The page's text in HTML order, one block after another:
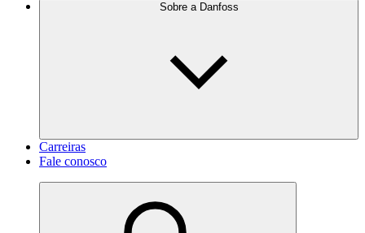
Sobre a Danfoss
Carreiras
Fale conosco